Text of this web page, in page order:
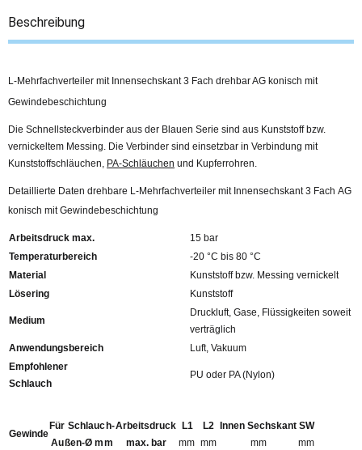
Beschreibung
L-Mehrfachverteiler mit Innensechskant 3 Fach drehbar AG konisch mit
Gewindebeschichtung
Die Schnellsteckverbinder aus der Blauen Serie sind aus Kunststoff bzw.
vernickeltem Messing. Die Verbinder sind einsetzbar in Verbindung mit
Kunststoffschläuchen, PA-Schläuchen und Kupferrohren.
Detaillierte Daten drehbare L-Mehrfachverteiler mit Innensechskant 3 Fach AG
konisch mit Gewindebeschichtung
Arbeitsdruck max.
15 bar
Temperaturbereich
-20 °C bis 80 °C
Material
Kunststoff bzw. Messing vernickelt
Lösering
Kunststoff
Medium
Druckluft, Gase, Flüssigkeiten soweit
verträglich
Anwendungsbereich
Luft, Vakuum
Empfohlener
Schlauch
PU oder PA (Nylon)
Gewinde
Für Schlauch-
Außen-Ø mm
Arbeitsdruck
max. bar
L1
mm
L2
mm
Innen Sechskant
mm
SW
mm